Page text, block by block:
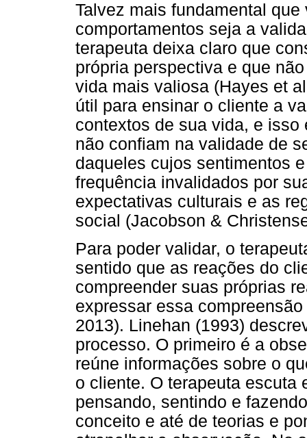
Talvez mais fundamental
comportamentos seja a
terapeuta deixa claro que
própria perspectiva e que
vida mais valiosa (Hayes et
útil para ensinar o cliente a
contextos de sua vida, e
não confiam na validade de
daqueles cujos sentimentos
frequência invalidados por
expectativas culturais e as
social (Jacobson &
Para poder validar, o
sentido que as reações do
compreender suas próprias
expressar essa
2013). Linehan (1993)
processo. O primeiro é a
reúne informações sobre o
o cliente. O terapeuta escuta
pensando, sentindo e
conceito e até de teorias e